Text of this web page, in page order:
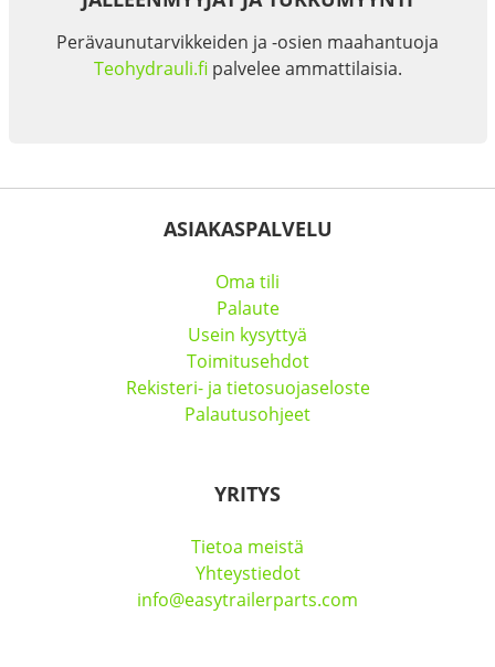
Perävaunutarvikkeiden ja -osien maahantuoja
Teohydrauli.fi palvelee ammattilaisia.
ASIAKASPALVELU
Oma tili
Palaute
Usein kysyttyä
Toimitusehdot
Rekisteri- ja tietosuojaseloste
Palautusohjeet
YRITYS
Tietoa meistä
Yhteystiedot
info@easytrailerparts.com